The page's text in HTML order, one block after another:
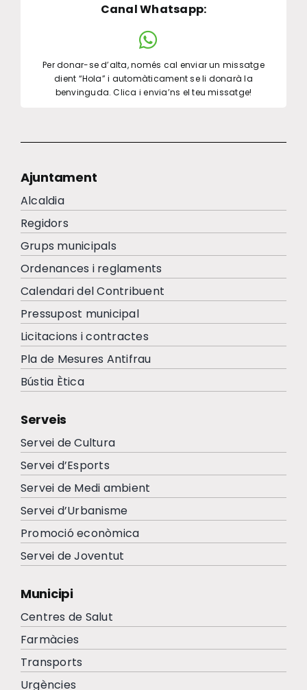
Canal Whatsapp:
Per donar-se d’alta, només cal enviar un missatge
dient “Hola” i automàticament se li donarà la
benvinguda. Clica i envia’ns el teu missatge!
Ajuntament
Alcaldia
Regidors
Grups municipals
Ordenances i reglaments
Calendari del Contribuent
Pressupost municipal
Licitacions i contractes
Pla de Mesures Antifrau
Bústia Ètica
Serveis
Servei de Cultura
Servei d’Esports
Servei de Medi ambient
Servei d’Urbanisme
Promoció econòmica
Servei de Joventut
Municipi
Centres de Salut
Farmàcies
Transports
Urgències